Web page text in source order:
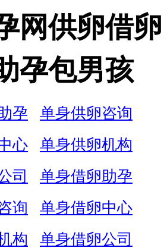
网供卵借卵
孕包男孩
孕
单身供卵咨询
心
单身供卵机构
司
单身借卵助孕
询
单身借卵中心
构
单身借卵公司